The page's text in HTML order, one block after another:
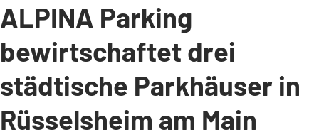
ALPINA Parking
bewirtschaftet drei
städtische Parkhäuser in
Rüsselsheim am Main